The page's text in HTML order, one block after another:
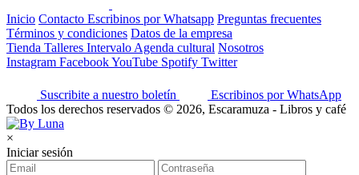
Inicio Contacto Escribinos por Whatsapp Preguntas frecuentes
Términos y condiciones Datos de la empresa
Tienda Talleres Intervalo Agenda cultural Nosotros
Instagram FacebookYouTube Spotify Twitter
Suscribite a nuestro boletín
Escribinos por WhatsApp
Todos los derechos reservados © 2026, Escaramuza - Libros y café
×
Iniciar sesión